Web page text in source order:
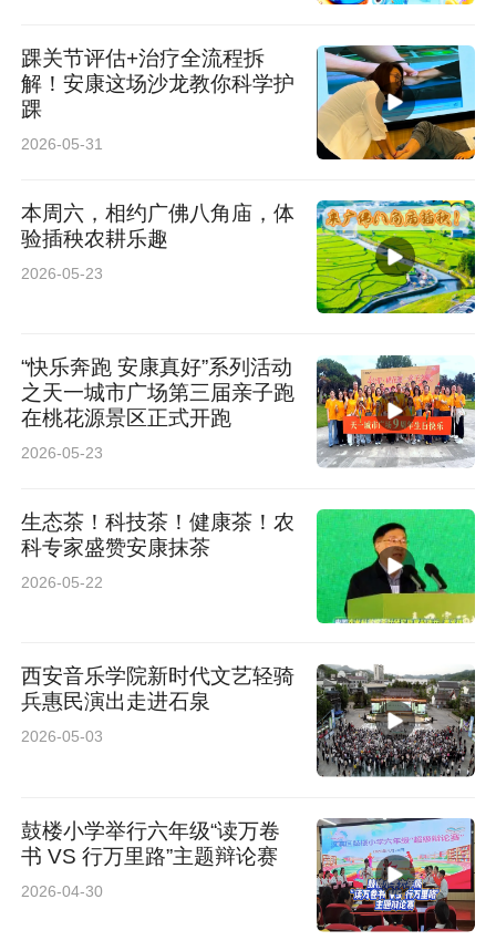
踝关节评估+治疗全流程拆
解！安康这场沙龙教你科学护
踝
2026-05-31
本周六，相约广佛八角庙，体
验插秧农耕乐趣
2026-05-23
“快乐奔跑 安康真好”系列活动
之天一城市广场第三届亲子跑
在桃花源景区正式开跑
2026-05-23
生态茶！科技茶！健康茶！农
科专家盛赞安康抹茶
2026-05-22
西安音乐学院新时代文艺轻骑
兵惠民演出走进石泉
2026-05-03
鼓楼小学举行六年级“读万卷
书 VS 行万里路”主题辩论赛
2026-04-30